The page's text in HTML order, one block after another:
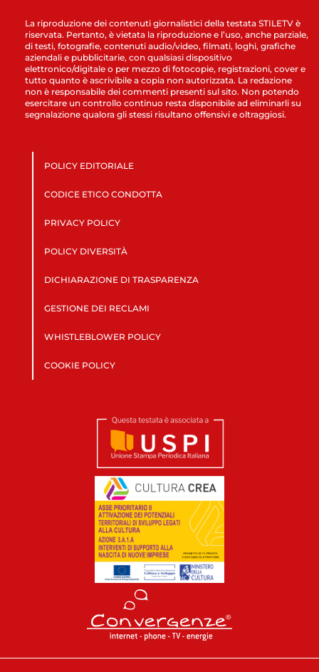
La riproduzione dei contenuti giornalistici della testata STILETV è
riservata. Pertanto, è vietata la riproduzione e l’uso, anche parziale,
di testi, fotografie, contenuti audio/video, filmati, loghi, grafiche
aziendali e pubblicitarie, con qualsiasi dispositivo
elettronico/digitale o per mezzo di fotocopie, registrazioni, cover e
tutto quanto è ascrivibile a copia non autorizzata. La redazione
non è responsabile dei commenti presenti sul sito. Non potendo
esercitare un controllo continuo resta disponibile ad eliminarli su
segnalazione qualora gli stessi risultano offensivi e oltraggiosi.
POLICY EDITORIALE
CODICE ETICO CONDOTTA
PRIVACY POLICY
POLICY DIVERSITÀ
DICHIARAZIONE DI TRASPARENZA
GESTIONE DEI RECLAMI
WHISTLEBLOWER POLICY
COOKIE POLICY